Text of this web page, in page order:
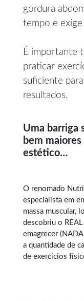
gordura
tempo e exige
É importante
praticar
suficiente
resultados.
Uma barriga
bem
estético…
O renomado
especialista em
massa muscular,
descobriu o
emagrecer
a quantidade de
de exercícios